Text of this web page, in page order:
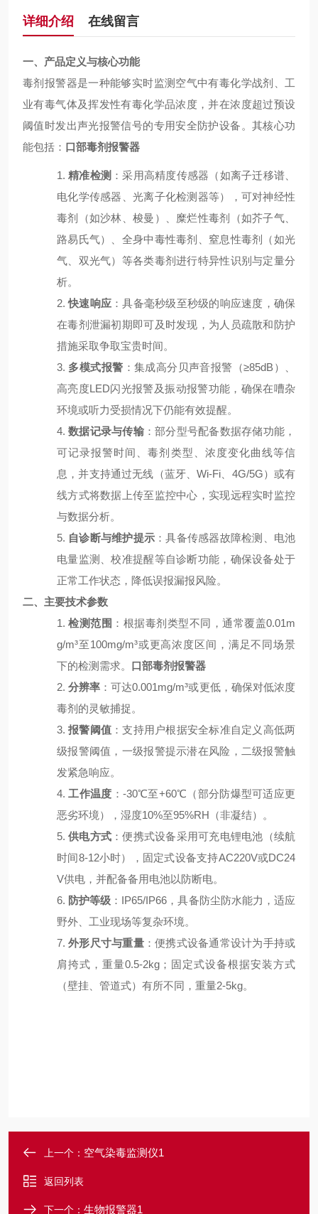
详细介绍 在线留言
一、产品定义与核心功能
毒剂报警器是一种能够实时监测空气中有毒化学战剂、工
业有毒气体及挥发性有毒化学品浓度，并在浓度超过预设
阈值时发出声光报警信号的专用安全防护设备。其核心功
能包括： 口部毒剂报警器
1.精准检测 ：采用高精度传感器（如离子迁移谱、
电化学传感器、光离子化检测器等），可对神经性
毒剂（如沙林、梭曼）、糜烂性毒剂（如芥子气、
路易氏气）、全身中毒性毒剂、窒息性毒剂（如光
气、双光气）等各类毒剂进行特异性识别与定量分
析。
2.快速响应 ：具备毫秒级至秒级的响应速度，确保
在毒剂泄漏初期即可及时发现，为人员疏散和防护
措施采取争取宝贵时间。
3. 多模式报警 ：集成高分贝声音报警（≥85dB）、
高亮度LED闪光报警及振动报警功能，确保在嘈杂
环境或听力受损情况下仍能有效提醒。
4.数据记录与传输：部分型号配备数据存储功能，
可记录报警时间、毒剂类型、浓度变化曲线等信
息，并支持通过无线（蓝牙、Wi-Fi、4G/5G）或有
线方式将数据上传至监控中心，实现远程实时监控
与数据分析。
5. 自诊断与维护提示 ：具备传感器故障检测、电池
电量监测、校准提醒等自诊断功能，确保设备处于
正常工作状态，降低误报漏报风险。
二、主要技术参数
1.检测范围 ：根据毒剂类型不同，通常覆盖0.01m
g/m³至100mg/m³或更高浓度区间，满足不同场景
下的检测需求。 口部毒剂报警器
2.分辨率 ：可达0.001mg/m³或更低，确保对低浓度
毒剂的灵敏捕捉。
3.报警阈值 ：支持用户根据安全标准自定义高低两
级报警阈值，一级报警提示潜在风险，二级报警触
发紧急响应。
4.工作温度 ： -30℃至+60℃（部分防爆型可适应更
恶劣环境），湿度10%至95%RH（非凝结）。
5.供电方式 ：便携式设备采用可充电锂电池（续航
时间8-12小时），固定式设备支持AC220V或DC24
V供电，并配备备用电池以防断电。
6. 防护等级 ： IP65/IP66，具备防尘防水能力，适应
野外、工业现场等复杂环境。
7.外形尺寸与重量：便携式设备通常设计为手持或
肩挎式，重量0.5-2kg；固定式设备根据安装方式
（壁挂、管道式）有所不同，重量2-5kg。
上一个： 空气染毒监测仪1
返回列表
下一个： 生物报警器1